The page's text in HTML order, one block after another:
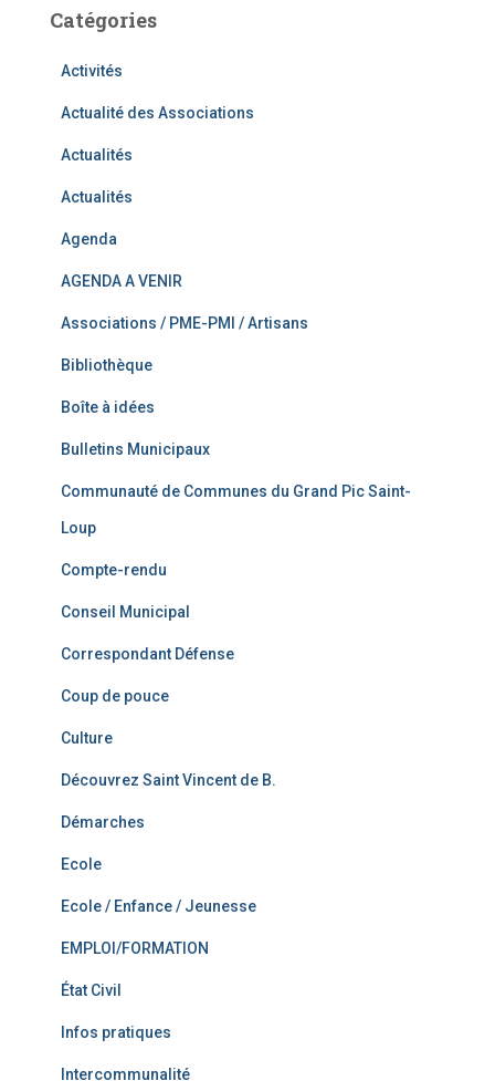
Catégories
Activités
Actualité des Associations
Actualités
Actualités
Agenda
AGENDA A VENIR
Associations / PME-PMI / Artisans
Bibliothèque
Boîte à idées
Bulletins Municipaux
Communauté de Communes du Grand Pic Saint-
Loup
Compte-rendu
Conseil Municipal
Correspondant Défense
Coup de pouce
Culture
Découvrez Saint Vincent de B.
Démarches
Ecole
Ecole / Enfance / Jeunesse
EMPLOI/FORMATION
État Civil
Infos pratiques
Intercommunalité